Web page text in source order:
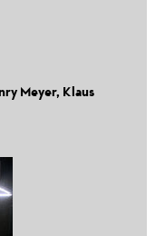
Meyer, Klaus